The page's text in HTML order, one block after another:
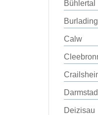
Bühlertal
Calw
Deizisau